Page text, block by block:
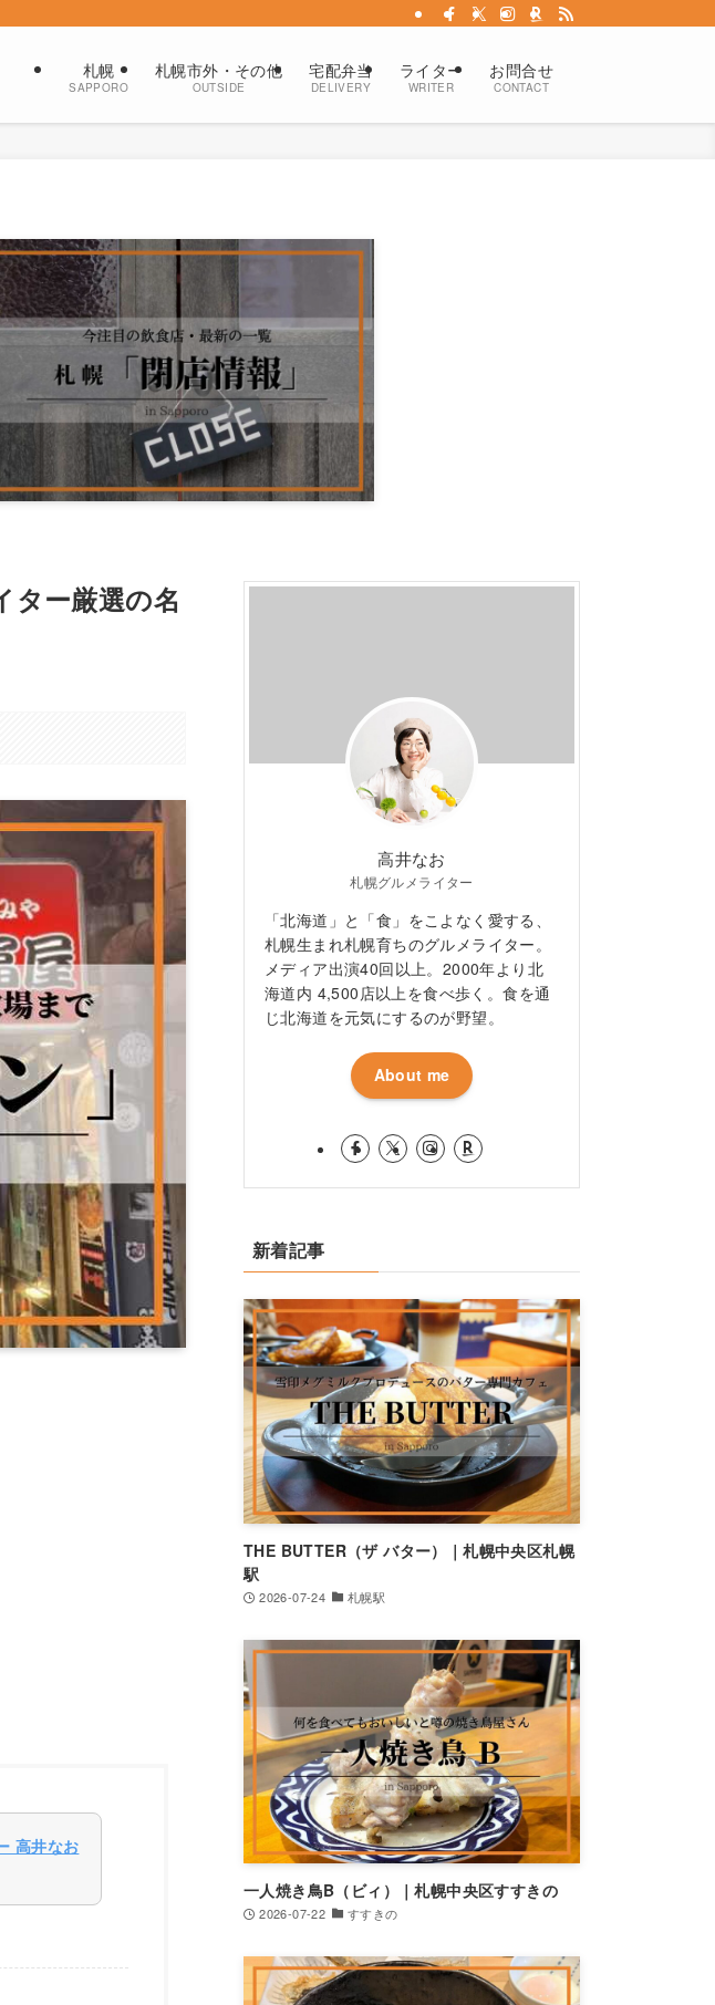
札幌
SAPPORO
札幌市外・その他
OUTSIDE
宅配弁当
DELIVERY
ライター
WRITER
お問合せ
CONTACT
ター厳選の名
高井なお
高井なお
札幌グルメライター
「北海道」と「食」をこよなく愛する、
札幌生まれ札幌育ちのグルメライター。
メディア出演40回以上。2000年より北
海道内 4,500店以上を食べ歩く。食を通
じ北海道を元気にするのが野望。
About me
新着記事
THE BUTTER（ザ バター）｜札幌中央区札幌
駅
2026-07-24 札幌駅
一人焼き鳥B（ビィ）｜札幌中央区すすきの
2026-07-22 すすきの